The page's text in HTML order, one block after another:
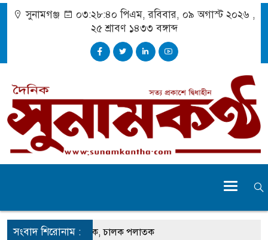
সুনামগঞ্জ ০৩:২৮:৪১ পিএম, রবিবার, ০৯ অগাস্ট ২০২৬ ,
২৫ শ্রাবণ ১৪৩৩ বঙ্গাব্দ
সংবাদ শিরোনাম :
ঝুলছে ডাম্প ট্রাক, চালক পলাতক